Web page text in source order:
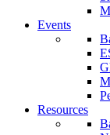
Events
Resources